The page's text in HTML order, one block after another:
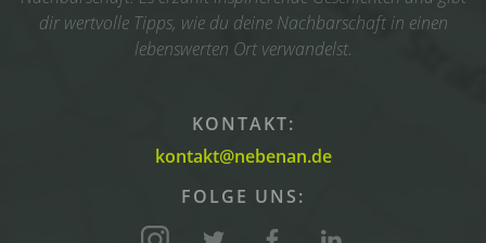
dir wertvolle Tipps, wie du deine Nachbarschaft in einen
lebenswerten Ort verwandelst.
KONTAKT:
kontakt@nebenan.de
FOLGE UNS: